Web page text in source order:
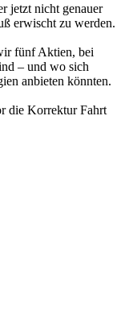
jetzt nicht genauer
erwischt zu werden.
fünf Aktien, bei
– und wo sich
anbieten könnten.
die Korrektur Fahrt